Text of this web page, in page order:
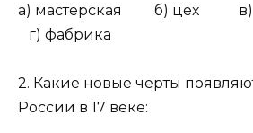
а) мастерская б) цех в)
г) фабрика
2. Какие новые черты
России в 17 веке: